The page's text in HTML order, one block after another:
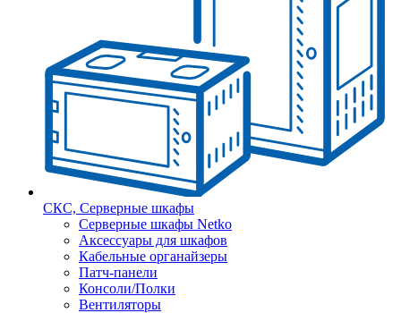
СКС, Серверные шкафы
Серверные шкафы Netko
Аксессуары для шкафов
Кабельные органайзеры
Патч-панели
Консоли/Полки
Вентиляторы